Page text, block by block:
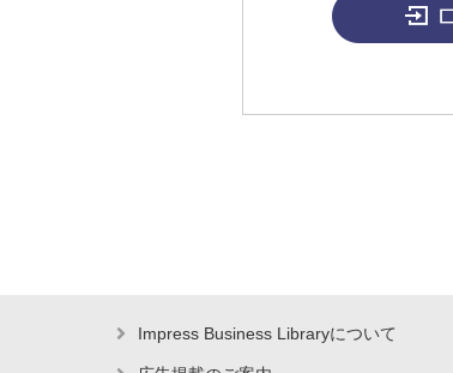
Impress Business Libraryについて